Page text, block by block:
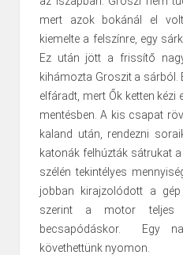
mert azok bokánál el
kiemelte a felszínre, egy
Ez után jött a frissítő
kihámozta Groszit a sárból.
elfáradt, mert Ők ketten kézi
mentésben. A kis csapat
kaland után, rendezni
katonák felhúzták sátrukat
szélén tekintélyes
jobban kirajzolódott a
szerint a motor teljes
becsapódáskor. Egy
követhettünk nyomon.